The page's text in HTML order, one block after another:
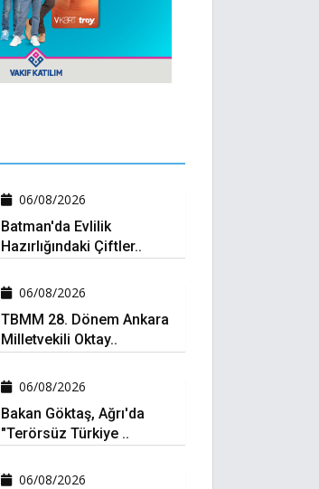
06/08/2026
Batman'da Evlilik
Hazırlığındaki Çiftler..
06/08/2026
TBMM 28. Dönem Ankara
Milletvekili Oktay..
06/08/2026
Bakan Göktaş, Ağrı'da
"Terörsüz Türkiye ..
06/08/2026